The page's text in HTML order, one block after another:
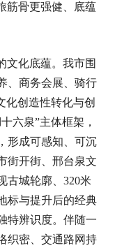
筋骨更强健、底蕴
文化底蕴。我市围
、商务会展、骑行
化创造性转化与创
六泉”主体框架，
形成可感知、可沉
街开街、邢台泉文
古城轮廓、320米
标与提升后的经典
特辨识度。伴随一
织密、交通路网持